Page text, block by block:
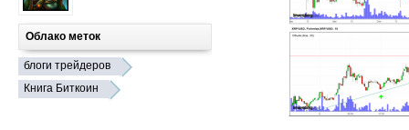
Облако меток
блоги трейдеров
Книга Биткоин